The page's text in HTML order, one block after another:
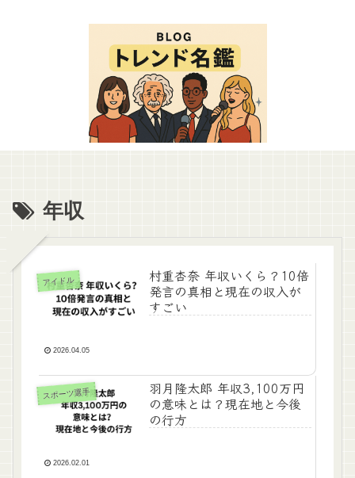
年収
アイドル
村重杏奈 年収いくら？10倍
発言の真相と現在の収入が
すごい
2026.04.05
スポーツ選手
羽月隆太郎 年収3,100万円
の意味とは？現在地と今後
の行方
2026.02.01